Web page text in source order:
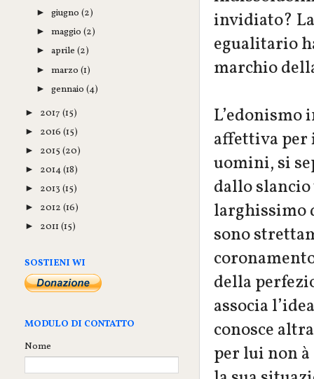
invidiato?
egualitario
marchio
L’edonismo
affettiva
uomini, si
dallo
larghissimo
sono
della
associa
conosce
per lui non à
►giugno(2)
►maggio(2)
►aprile(2)
►marzo(1)
►gennaio(4)
► 2017 (15)
► 2016 (15)
► 2015 (20)
► 2014(18)
► 2013 (15)
► 2012 (16)
► 2011 (15)
SOSTIENI WI
MODULO DI CONTATTO
Nome